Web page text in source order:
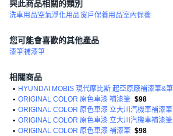
與此商品相關的類別
洗車用品 空氣淨化用品窗戶保養用品室內保養
您可能會喜歡的其他產品
漆筆補漆筆
相關商品
•
• ORIGINAL COLOR 原色車漆 補漆筆 $98
• ORIGINAL COLOR 原色車漆 立大川汽機車補漆筆
• ORIGINAL COLOR 原色車漆 立大川汽機車補漆筆
• ORIGINAL COLOR 原色車漆 補漆筆 $98